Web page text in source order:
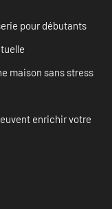
pour débutants
maison sans stress
enrichir votre